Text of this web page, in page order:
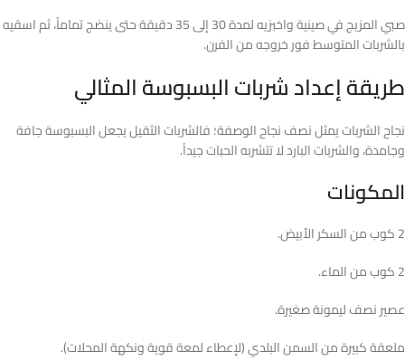
صبي المزيج في صينية واخبزيه لمدة 30 إلى 35 دقيقة حتى ينضج تماماً، ثم اسقيه
بالشربات المتوسط فور خروجه من الفرن.
طريقة إعداد شربات البسبوسة المثالي
نجاح الشربات يمثل نصف نجاح الوصفة؛ فالشربات الثقيل يجعل البسبوسة جافة
وجامدة، والشربات البارد لا تتشربه الحبات جيداً.
المكونات
2 كوب من السكر الأبيض.
2 كوب من الماء.
عصير نصف ليمونة صغيرة.
ملعقة كبيرة من السمن البلدي (لإعطاء لمعة قوية ونكهة المحلات).